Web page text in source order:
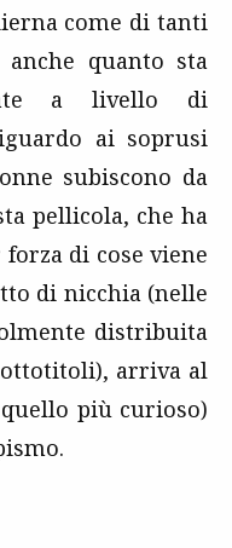
come di tanti
quanto sta
a livello di
ai soprusi
subiscono da
pellicola, che ha
di cose viene
di nicchia (nelle
distribuita
arriva al
più curioso)